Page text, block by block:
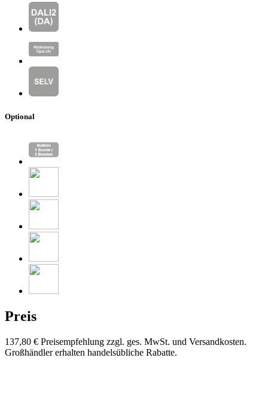
Optional
Preis
137,80 € Preisempfehlung zzgl. ges. MwSt. und Versandkosten.
Großhändler erhalten handelsübliche Rabatte.